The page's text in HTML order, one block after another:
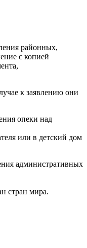
районных,
с копией
к заявлению они
опеки над
или в детский дом
административных
стран мира.